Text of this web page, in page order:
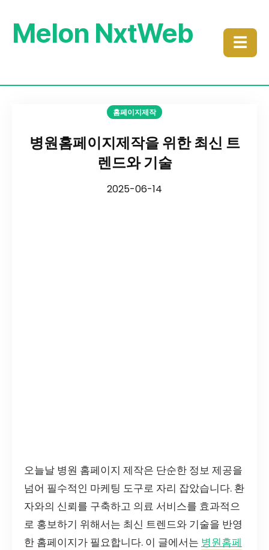
Melon NxtWeb ☰
홈페이지제작
병원홈페이지제작을 위한 최신 트
렌드와 기술
2025-06-14
오늘날 병원 홈페이지 제작은 단순한 정보 제공을
넘어 필수적인 마케팅 도구로 자리 잡았습니다. 환
자와의 신뢰를 구축하고 의료 서비스를 효과적으
로 홍보하기 위해서는 최신 트렌드와 기술을 반영
한 홈페이지가 필요합니다. 이 글에서는 병원홈페